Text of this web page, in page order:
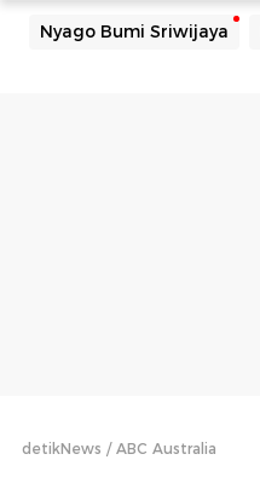
Nyago Bumi Sriwijaya
detikNews ABC Australia